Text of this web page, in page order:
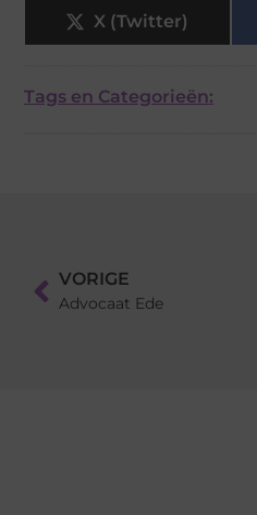
X (Twitter)
Tags en Categorieën:
VORIGE
Advocaat Ede